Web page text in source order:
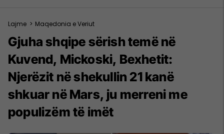
Lajme > Maqedonia e Veriut
Gjuha shqipe sërish temë në
Kuvend, Mickoski, Bexhetit:
Njerëzit në shekullin 21 kanë
shkuar në Mars, ju merreni me
populizëm të imët